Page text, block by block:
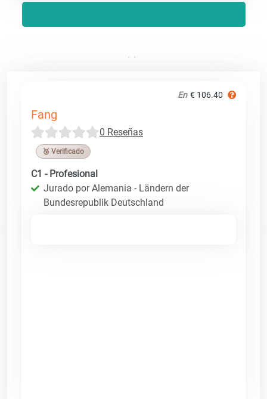
En € 106.40
Fang
0 Reseñas
🥉 Verificado
C1 - Profesional
Jurado por Alemania - Ländern der
Bundesrepublik Deutschland